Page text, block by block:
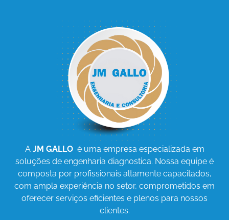
A JM GALLO é uma empresa especializada em
soluções de engenharia diagnostica. Nossa equipe é
composta por profissionais altamente capacitados,
com ampla experiência no setor, comprometidos em
oferecer serviços eficientes e plenos para nossos
clientes.